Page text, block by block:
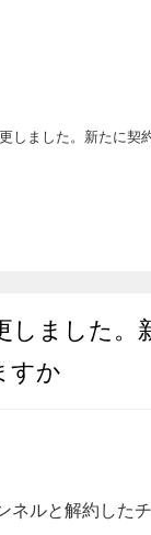
しました。新たに契
しました。
すか
ネルと解約した